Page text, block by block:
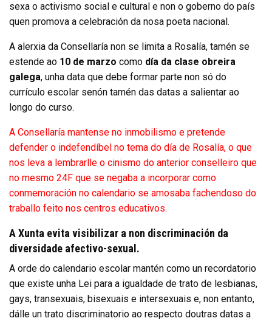
sexa o activismo social e cultural e non o goberno do país
quen promova a celebración da nosa poeta nacional.
A alerxia da Consellaría non se limita a Rosalía, tamén se
estende ao 10 de marzo como día da clase obreira
galega, unha data que debe formar parte non só do
currículo escolar senón tamén das datas a salientar ao
longo do curso.
A Consellaría mantense no inmobilismo e pretende
defender o indefendíbel no tema do día de Rosalía, o que
nos leva a lembrarlle o cinismo do anterior conselleiro que
no mesmo 24F que se negaba a incorporar como
conmemoración no calendario se amosaba fachendoso do
traballo feito nos centros educativos.
A Xunta evita visibilizar a non discriminación da
diversidade afectivo-sexual.
A orde do calendario escolar mantén como un recordatorio
que existe unha Lei para a igualdade de trato de lesbianas,
gays, transexuais, bisexuais e intersexuais e, non entanto,
dálle un trato discriminatorio ao respecto doutras datas a